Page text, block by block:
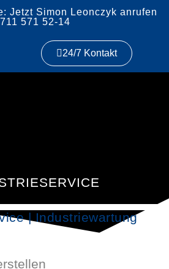
Jetzt Simon Leonczyk anrufen
571 52-14
24/7 Kontakt
| Industriewartung